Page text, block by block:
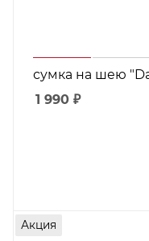
сумка на шею
1 990 ₽
Акция